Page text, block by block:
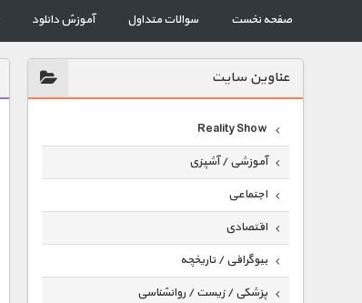
صفحه نخست سوالات متداول آموزش دانلود
عناوين سايت
Reality Show
آموزشی / آشپزی
اجتماعی
اقتصادی
بیوگرافی / تاریخچه
پزشکی / زیست / روانشناسی